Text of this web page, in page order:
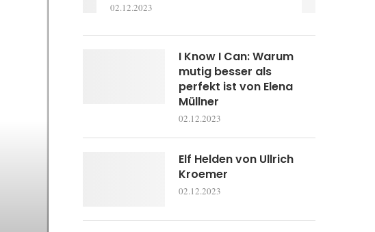
02.12.2023
I Know I Can: Warum
mutig besser als
perfekt ist von Elena
Müllner
02.12.2023
Elf Helden von Ullrich
Kroemer
02.12.2023